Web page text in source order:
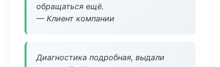
обращаться ещё.
— Клиент компании
Диагностика подробная, выдали